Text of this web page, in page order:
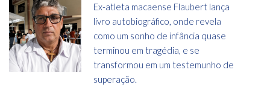
Ex-atleta macaense Flaubert lança
livro autobiográfico, onde revela
como um sonho de infância quase
terminou em tragédia, e se
transformou em um testemunho de
superação.